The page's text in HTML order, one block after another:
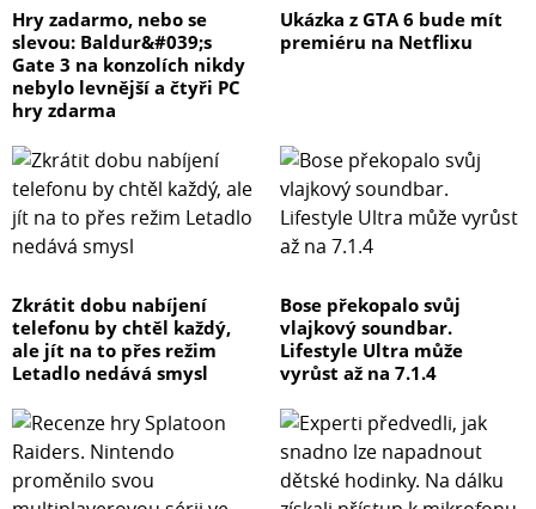
Hry zadarmo, nebo se
slevou: Baldur&#039;s
Gate 3 na konzolích nikdy
nebylo levnější a čtyři PC
hry zdarma
Ukázka z GTA 6 bude mít
premiéru na Netflixu
Zkrátit dobu nabíjení
telefonu by chtěl každý,
ale jít na to přes režim
Letadlo nedává smysl
Bose překopalo svůj
vlajkový soundbar.
Lifestyle Ultra může
vyrůst až na 7.1.4